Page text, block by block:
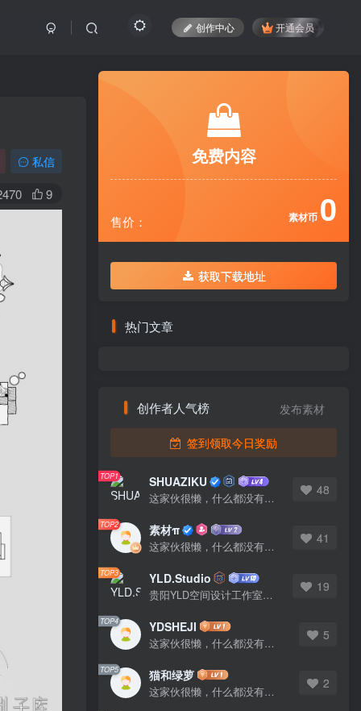
创作中心 开通会员
私信
9
免费内容
售价： 素材币 0
获取下载地址
发布素材
TOP1 SHUAZIKU
这家伙很懒，什么都没有写...
48
TOP2 素材π
这家伙很懒，什么都没有写...
41
TOP3 YLD.Studio
贵阳YLD空间设计工作室，高端设计图库 ADVANCED CAD TEMPLATE 系列作者。联系邮箱：yld.studio@foxmail.com
19
TOP4 YDSHEJI
这家伙很懒，什么都没有写...
5
TOP5 猫和绿萝
这家伙很懒，什么都没有写...
2